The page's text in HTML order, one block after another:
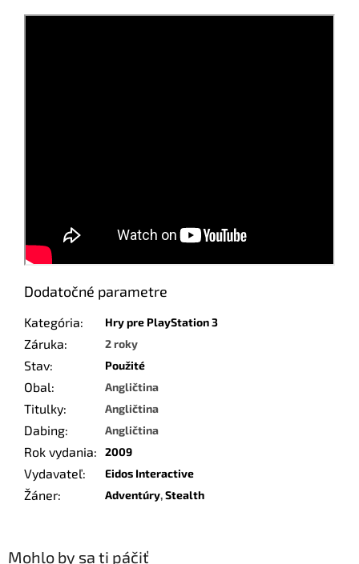
Mohlo by sa ti páčiť
Dodatočné parametre
Kategória: Hry pre PlayStation 3
Záruka: 2 roky
Stav: Použité
Obal: Angličtina
Titulky: Angličtina
Dabing: Angličtina
Rok vydania: 2009
Vydavateľ: Eidos Interactive
Žáner: Adventúry,Stealth